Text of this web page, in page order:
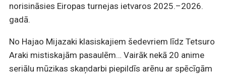
norisināsies Eiropas turnejas ietvaros 2025.–2026.
gadā.
No Hajao Mijazaki klasiskajiem šedevriem līdz Tetsuro
Araki mistiskajām pasaulēm… Vairāk nekā 20 anime
seriālu mūzikas skaņdarbi piepildīs arēnu ar spēcīgām